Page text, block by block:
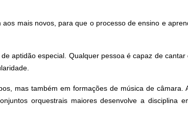
mais novos, para que o processo de ensino e
aptidão especial. Qualquer pessoa é capaz de cantar
mas também em formações de música de câmara.
orquestrais maiores desenvolve a disciplina